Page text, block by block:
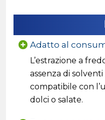
Adatto al
L’estrazione a
assenza di
compatibile con
dolci o salate.